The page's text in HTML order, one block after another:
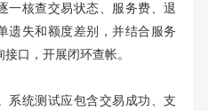
一核查交易状态、服务费、退
遗失和额度差别，并结合服务
口，开展闭环查帐。
统测试应包含交易成功、支